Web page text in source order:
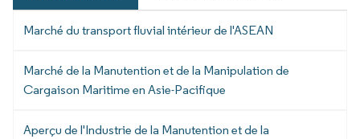
Marché du transport fluvial intérieur de l'ASEAN
Marché de la Manutention et de la Manipulation de
Cargaison Maritime en Asie-Pacifique
Aperçu de l'Industrie de la Manutention et de la